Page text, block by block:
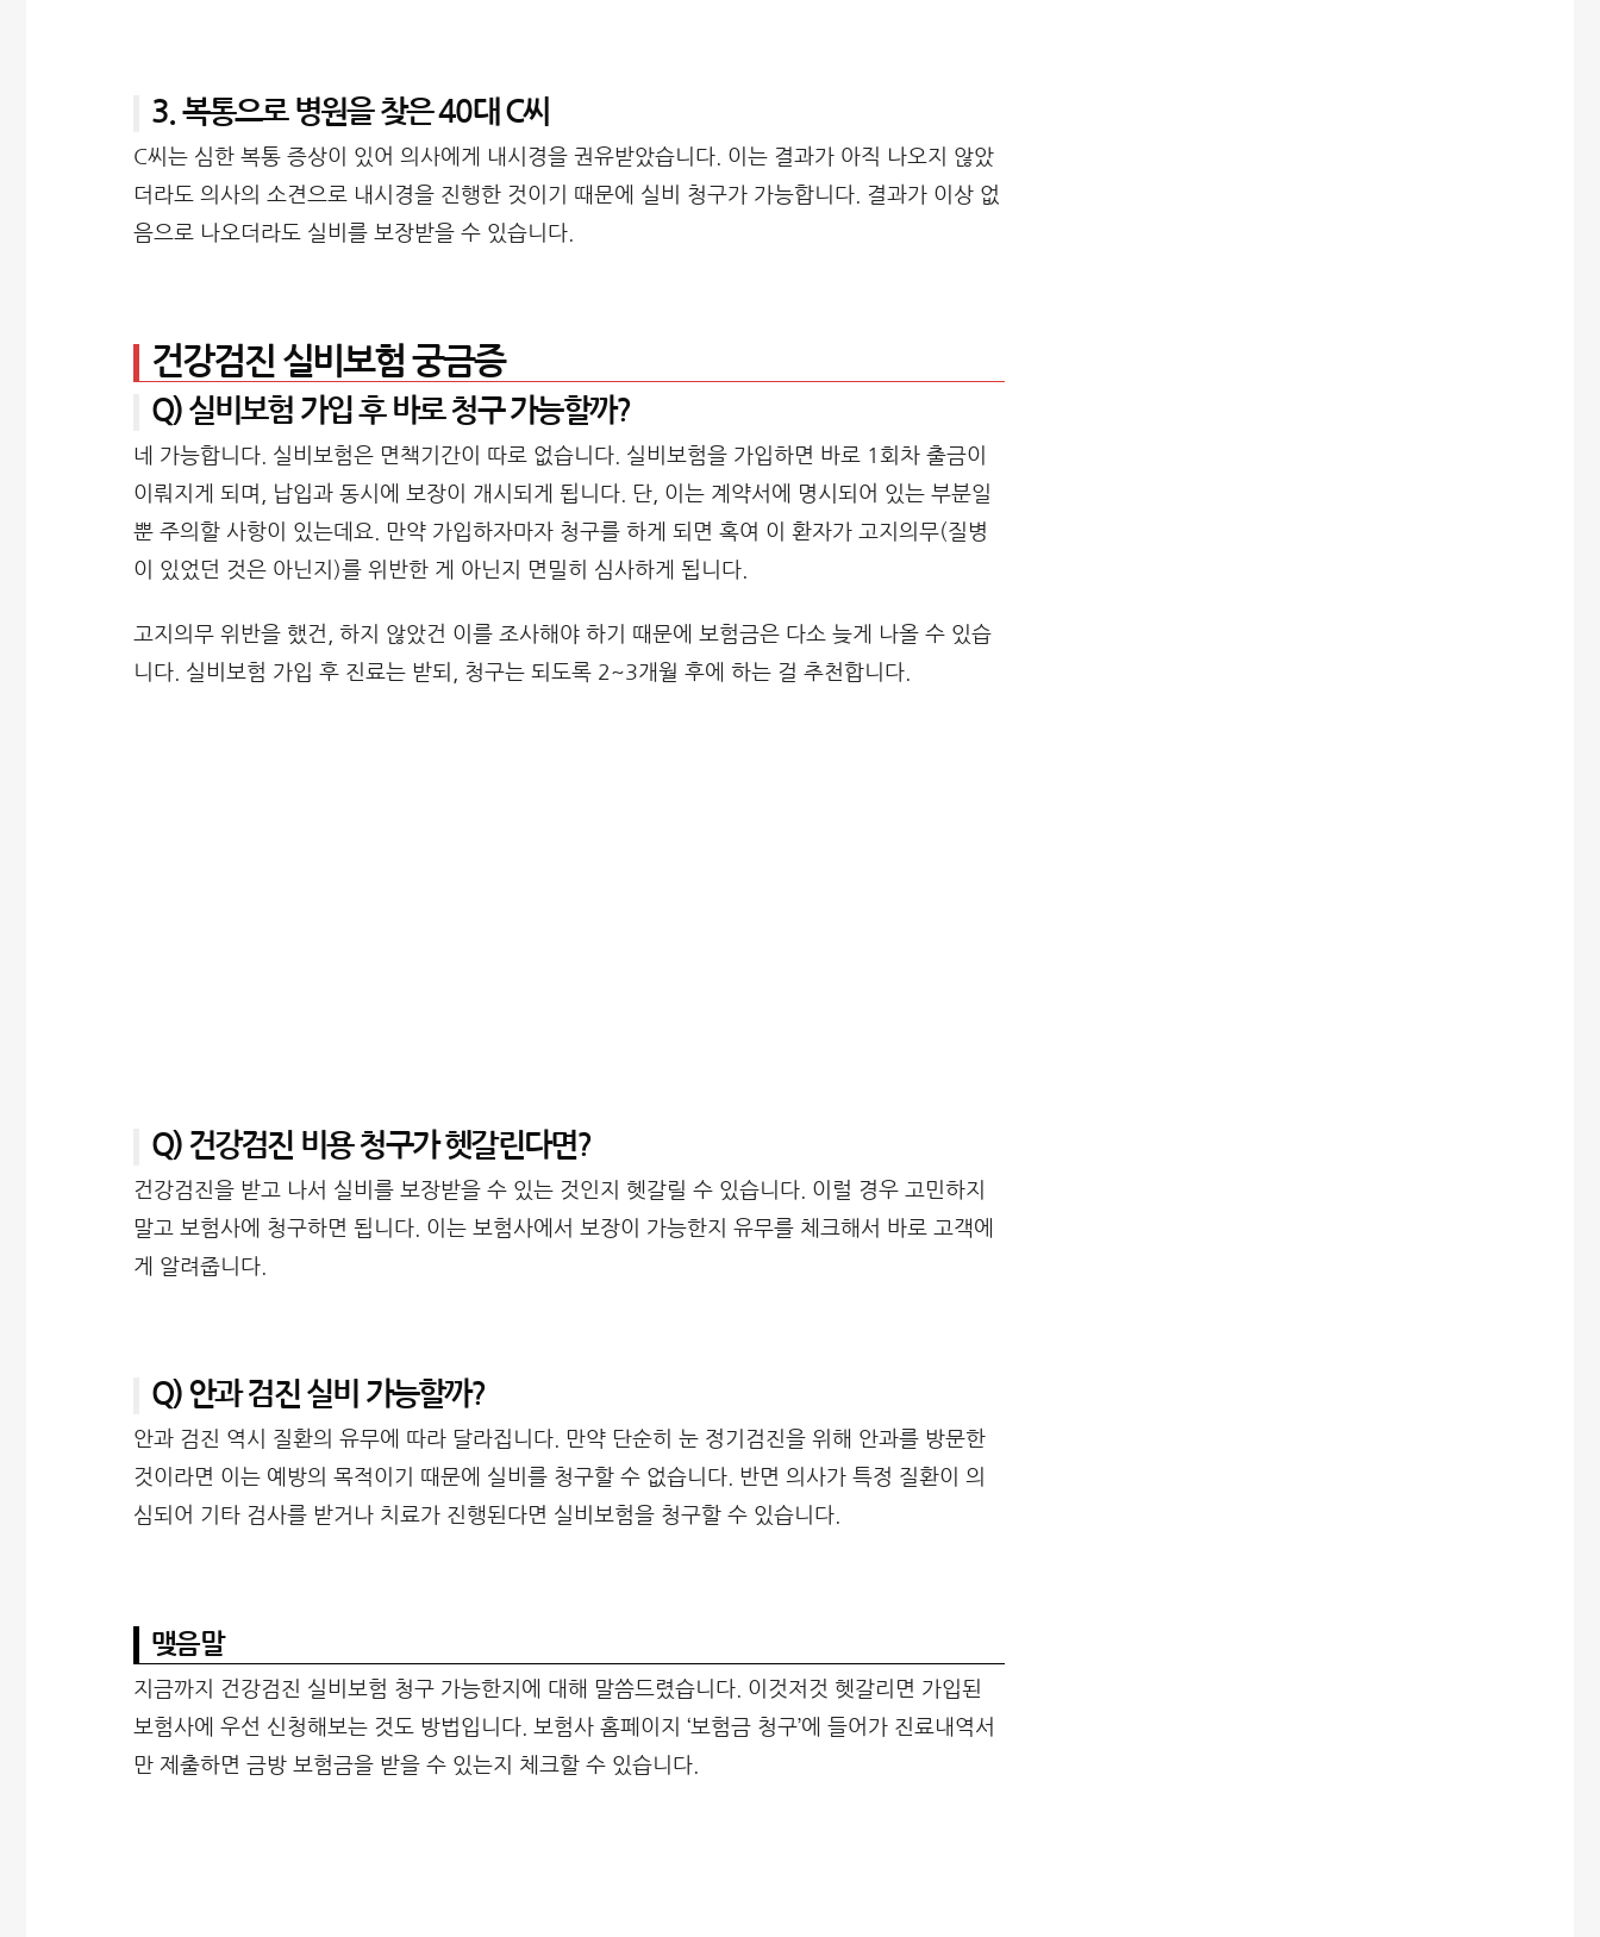
3. 복통으로 병원을 찾은 40대 C씨
C씨는 심한 복통 증상이 있어 의사에게 내시경을 권유받았습니다. 이는 결과가 아직 나오지 않았
더라도 의사의 소견으로 내시경을 진행한 것이기 때문에 실비 청구가 가능합니다. 결과가 이상 없
음으로 나오더라도 실비를 보장받을 수 있습니다.
건강검진 실비보험 궁금증
Q) 실비보험 가입 후 바로 청구 가능할까?
네 가능합니다. 실비보험은 면책기간이 따로 없습니다. 실비보험을 가입하면 바로 1회차 출금이
이뤄지게 되며, 납입과 동시에 보장이 개시되게 됩니다. 단, 이는 계약서에 명시되어 있는 부분일
뿐 주의할 사항이 있는데요. 만약 가입하자마자 청구를 하게 되면 혹여 이 환자가 고지의무(질병
이 있었던 것은 아닌지)를 위반한 게 아닌지 면밀히 심사하게 됩니다.
고지의무 위반을 했건, 하지 않았건 이를 조사해야 하기 때문에 보험금은 다소 늦게 나올 수 있습
니다. 실비보험 가입 후 진료는 받되, 청구는 되도록 2~3개월 후에 하는 걸 추천합니다.
Q) 건강검진 비용 청구가 헷갈린다면?
건강검진을 받고 나서 실비를 보장받을 수 있는 것인지 헷갈릴 수 있습니다. 이럴 경우 고민하지
말고 보험사에 청구하면 됩니다. 이는 보험사에서 보장이 가능한지 유무를 체크해서 바로 고객에
게 알려줍니다.
Q) 안과 검진 실비 가능할까?
안과 검진 역시 질환의 유무에 따라 달라집니다. 만약 단순히 눈 정기검진을 위해 안과를 방문한
것이라면 이는 예방의 목적이기 때문에 실비를 청구할 수 없습니다. 반면 의사가 특정 질환이 의
심되어 기타 검사를 받거나 치료가 진행된다면 실비보험을 청구할 수 있습니다.
맺음말
지금까지 건강검진 실비보험 청구 가능한지에 대해 말씀드렸습니다. 이것저것 헷갈리면 가입된
보험사에 우선 신청해보는 것도 방법입니다. 보험사 홈페이지 ‘보험금 청구’에 들어가 진료내역서
만 제출하면 금방 보험금을 받을 수 있는지 체크할 수 있습니다.